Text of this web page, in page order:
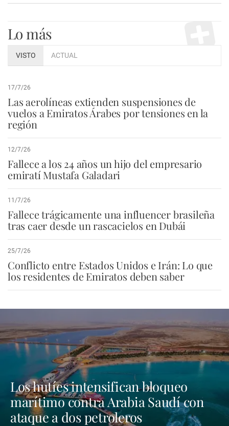
Lo más
VISTO ACTUAL
17/7/26
Las aerolíneas extienden suspensiones de
vuelos a Emiratos Árabes por tensiones en la
región
12/7/26
Fallece a los 24 años un hijo del empresario
emiratí Mustafa Galadari
11/7/26
Fallece trágicamente una influencer brasileña
tras caer desde un rascacielos en Dubái
25/7/26
Conflicto entre Estados Unidos e Irán: Lo que
los residentes de Emiratos deben saber
Los hutíes intensifican bloqueo
marítimo contra Arabia Saudí con
ataque a dos petroleros